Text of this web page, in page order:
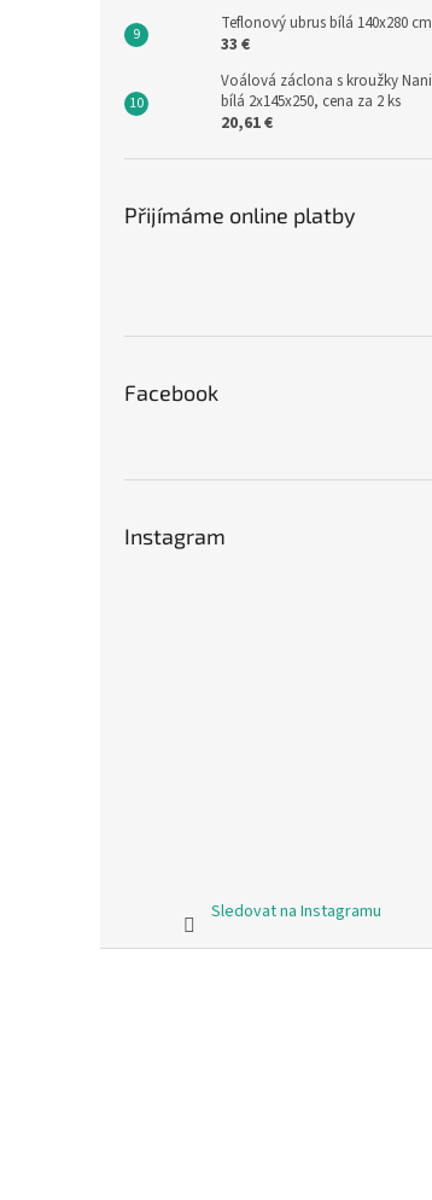
Teflonový ubrus bílá 140x280 cm
33 €
Voálová záclona s kroužky Nani
bílá 2x145x250, cena za 2 ks
20,61 €
Přijímáme online platby
Facebook
Instagram
Sledovat na Instagramu